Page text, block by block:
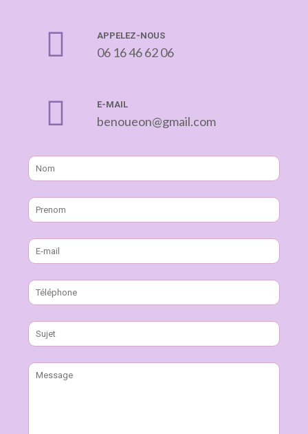
APPELEZ-NOUS
06 16 46 62 06
E-MAIL
benoueon@gmail.com